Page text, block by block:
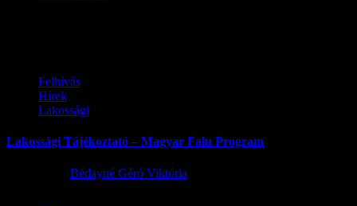
Felhívás
Hírek
Lakossági
Lakossági Tájékoztató – Magyar Falu Program
Bédayné Géró Viktória